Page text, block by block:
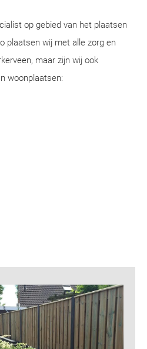
op gebied van het plaatsen
plaatsen wij met alle zorg en
maar zijn wij ook
woonplaatsen: